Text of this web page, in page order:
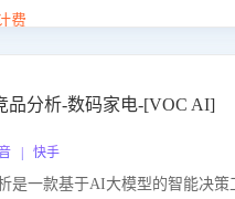
利用国补政策提升GMV。
费
品分析-数码家电-[VOC AI]
| 快手
是一款基于AI大模型的智能决策